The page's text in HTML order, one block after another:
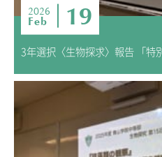
2026
Feb 19
3年選択〈生物探求〉報告 「特